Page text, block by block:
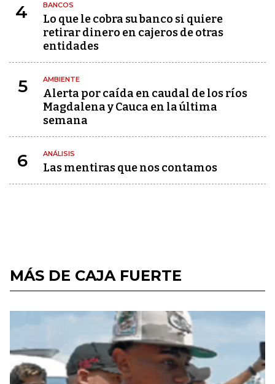
4 BANCOS
Lo que le cobra su banco si quiere
retirar dinero en cajeros de otras
entidades
5 AMBIENTE
Alerta por caída en caudal de los ríos
Magdalena y Cauca en la última
semana
6 ANÁLISIS
Las mentiras que nos contamos
MÁS DE CAJA FUERTE